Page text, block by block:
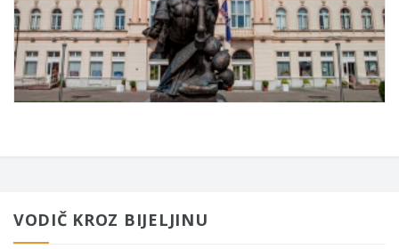
VODIČ KROZ BIJELJINU